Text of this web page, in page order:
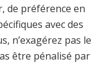
de préférence en
avec des
n’exagérez pas le
être pénalisé par